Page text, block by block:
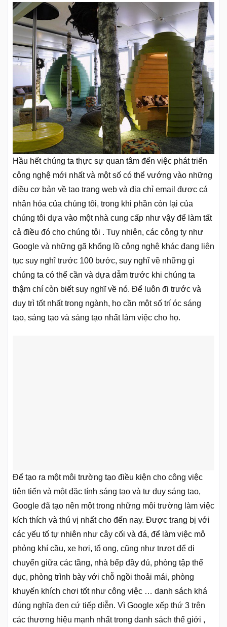
Hầu hết chúng ta thực sự quan tâm đến việc phát triển
công nghệ mới nhất và một số có thể vướng vào những
điều cơ bản về tạo trang web và địa chỉ email được cá
nhân hóa của chúng tôi, trong khi phần còn lại của
chúng tôi dựa vào một nhà cung cấp như vậy để làm tất
cả điều đó cho chúng tôi . Tuy nhiên, các công ty như
Google và những gã khổng lồ công nghệ khác đang liên
tục suy nghĩ trước 100 bước, suy nghĩ về những gì
chúng ta có thể cần và dựa dẫm trước khi chúng ta
thậm chí còn biết suy nghĩ về nó. Để luôn đi trước và
duy trì tốt nhất trong ngành, họ cần một số trí óc sáng
tạo, sáng tạo và sáng tạo nhất làm việc cho họ.
Để tạo ra một môi trường tạo điều kiện cho công việc
tiên tiến và một đặc tính sáng tạo và tư duy sáng tạo,
Google đã tạo nên một trong những môi trường làm việc
kích thích và thú vị nhất cho đến nay. Được trang bị với
các yếu tố tự nhiên như cây cối và đá, để làm việc mô
phỏng khí cầu, xe hơi, tổ ong, cũng như trượt để di
chuyển giữa các tầng, nhà bếp đầy đủ, phòng tập thể
dục, phòng trình bày với chỗ ngồi thoải mái, phòng
khuyến khích chơi tốt như công việc … danh sách khá
đúng nghĩa đen cứ tiếp diễn. Vì Google xếp thứ 3 trên
các thương hiệu mạnh nhất trong danh sách thế giới ,